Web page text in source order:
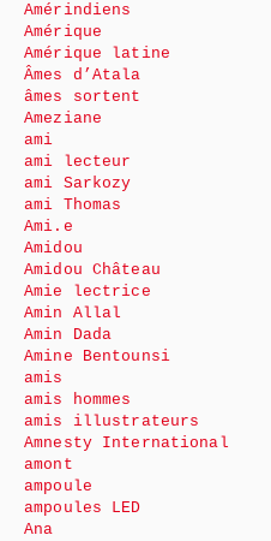
Amérindiens
Amérique
Amérique latine
Âmes d’Atala
âmes sortent
Ameziane
ami
ami lecteur
ami Sarkozy
ami Thomas
Ami.e
Amidou
Amidou Château
Amie lectrice
Amin Allal
Amin Dada
Amine Bentounsi
amis
amis hommes
amis illustrateurs
Amnesty International
amont
ampoule
ampoules LED
Ana